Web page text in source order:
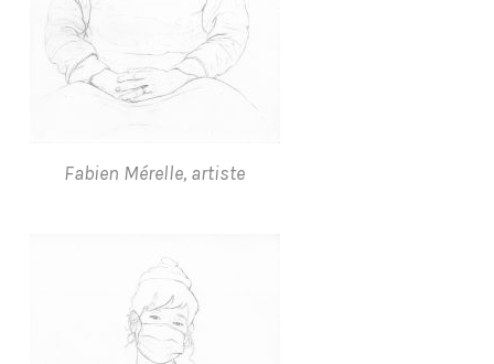
Fabien Mérelle, artiste